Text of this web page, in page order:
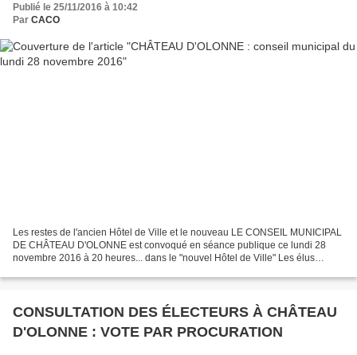
Publié le 25/11/2016 à 10:42
Par CACO
Les restes de l'ancien Hôtel de Ville et le nouveau LE CONSEIL MUNICIPAL
DE CHÂTEAU D'OLONNE est convoqué en séance publique ce lundi 28
novembre 2016 à 20 heures... dans le "nouvel Hôtel de Ville" Les élus
CONSULTATION DES ÉLECTEURS À CHÂTEAU
D'OLONNE : VOTE PAR PROCURATION